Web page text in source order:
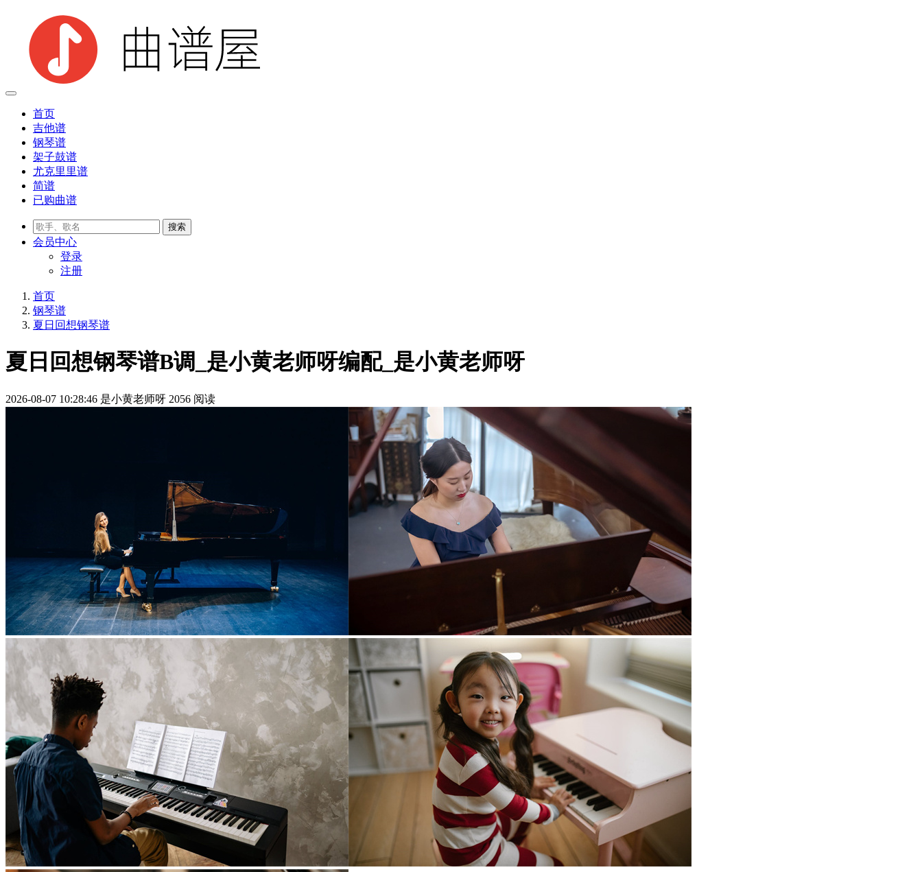
首页
吉他谱
钢琴谱
架子鼓谱
尤克里里谱
简谱
已购曲谱
会员中心
登录
注册
首页
钢琴谱
夏日回想钢琴谱
夏日回想钢琴谱B调_是小黄老师呀编配_是小黄老师呀
2026-08-07 10:28:46 是小黄老师呀 2056 阅读